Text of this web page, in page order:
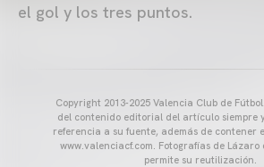
el gol y los tres puntos.
Copyright 2013-2025 Valencia Club de
del contenido editorial del artículo siempre
referencia a su fuente, además de contener
www.valenciacf.com. Fotografías de Lázaro
permite su reutilización.